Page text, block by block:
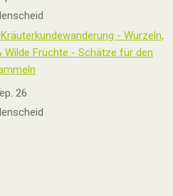
- Wurzeln,
Wilde Früchte - Schätze für den
26